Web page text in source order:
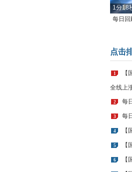
1分18
每日回
点击
1
全线上
2 每
3 每
4
5
6